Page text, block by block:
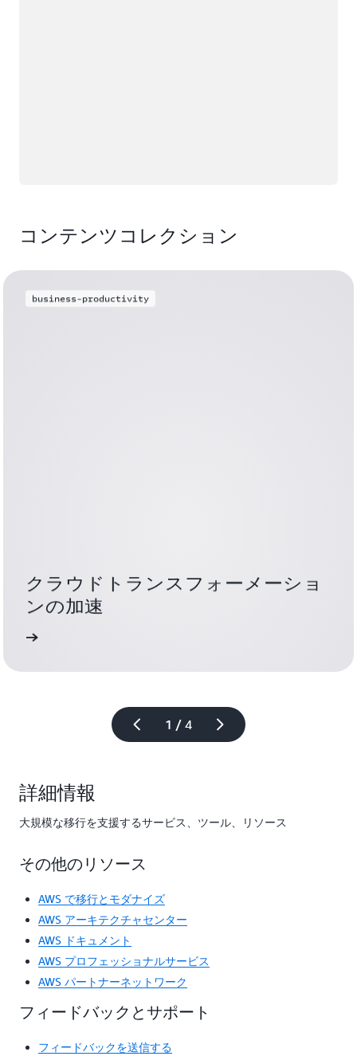
コンテンツコレクション
1 / 4
business-productivity
クラウドトランスフォーメーショ
ンの加速
詳細情報
大規模な移行を支援するサービス、ツール、リソース
その他のリソース
AWS で移行とモダナイズ
AWS アーキテクチャセンター
AWS ドキュメント
AWS プロフェッショナルサービス
AWS パートナーネットワーク
フィードバックとサポート
フィードバックを送信する